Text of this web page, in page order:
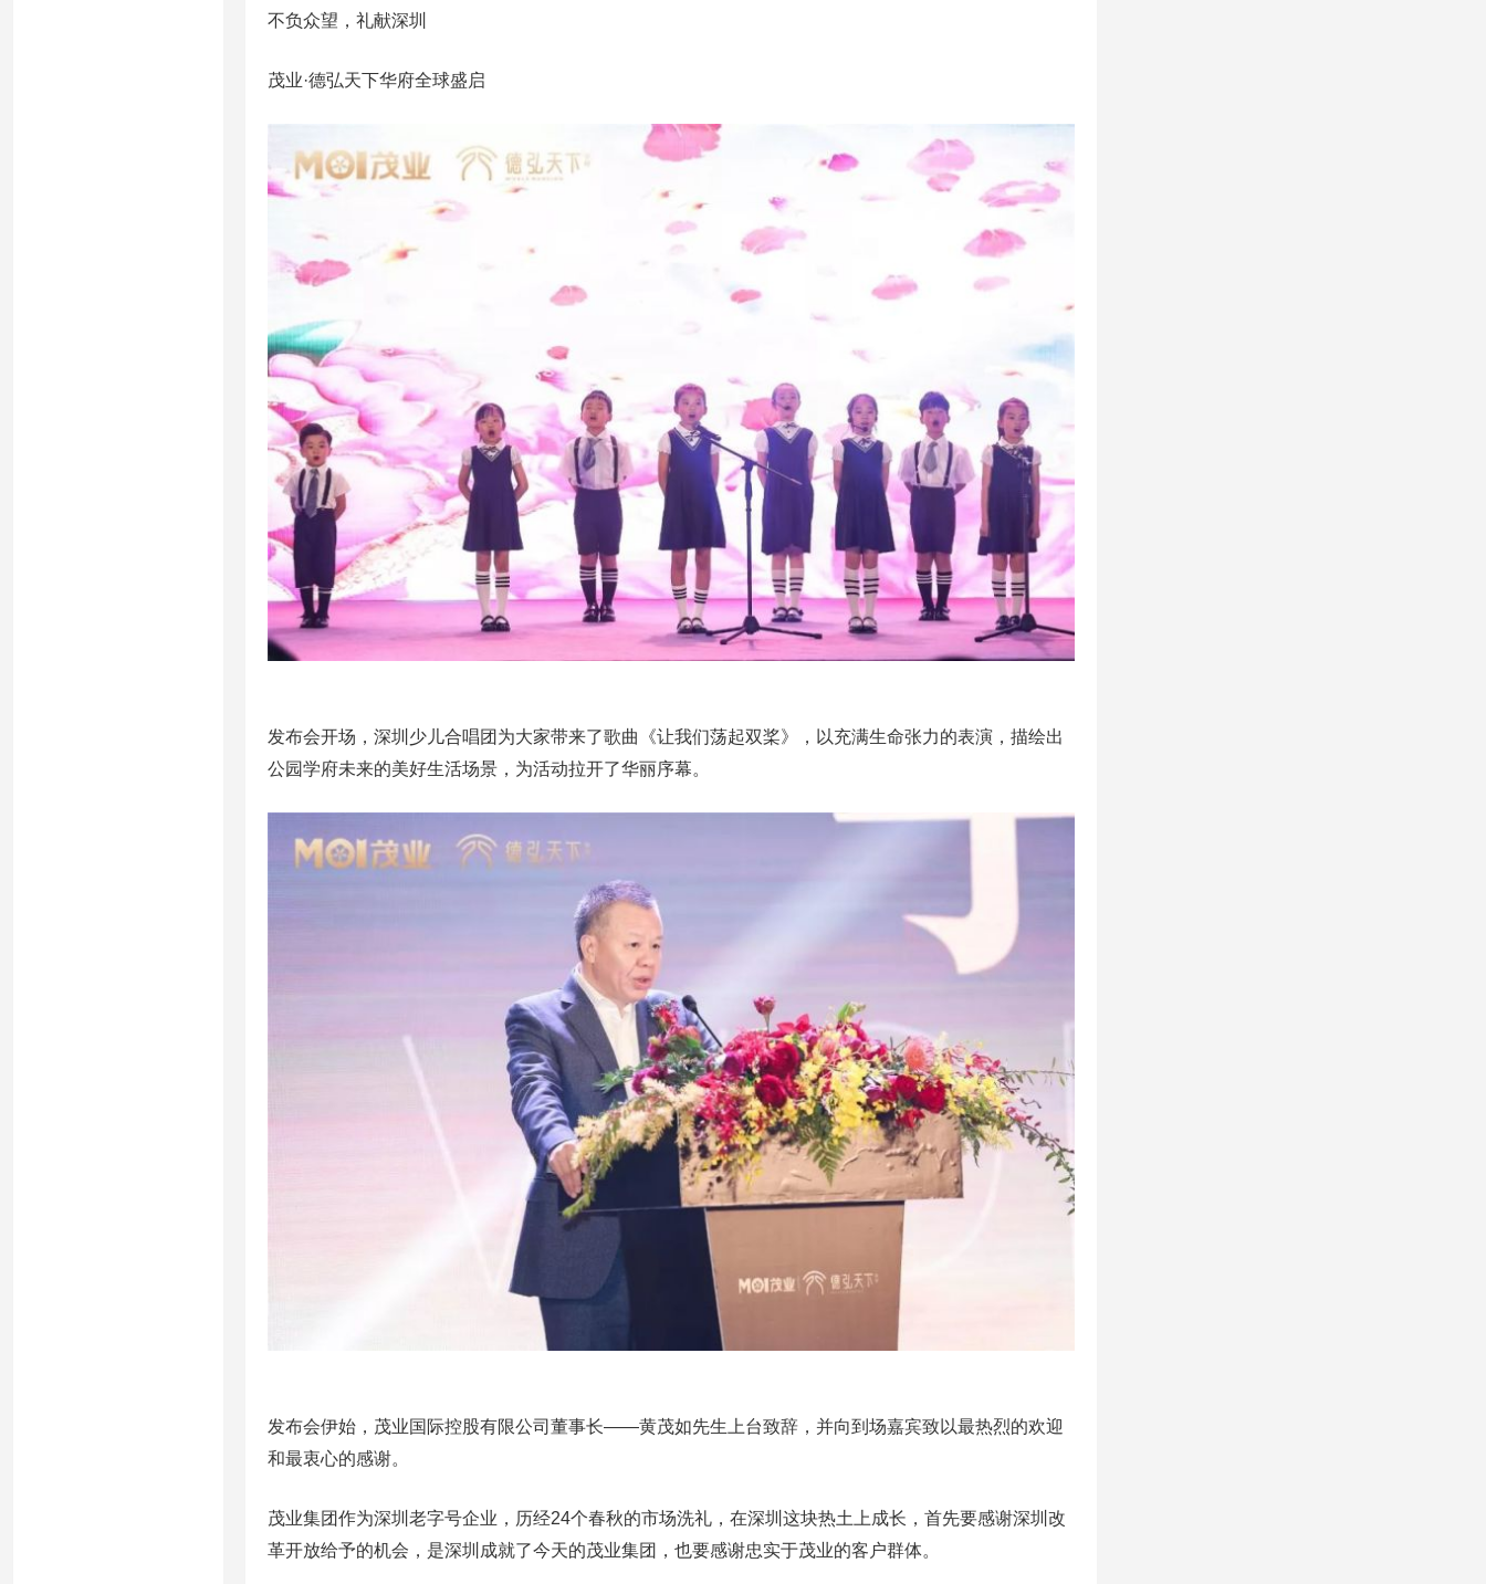
不负众望，礼献深圳
茂业·德弘天下华府全球盛启
发布会开场，深圳少儿合唱团为大家带来了歌曲《让我们荡起双桨》，以充满生命张力的表演，描绘出
公园学府未来的美好生活场景，为活动拉开了华丽序幕。
发布会伊始，茂业国际控股有限公司董事长——黄茂如先生上台致辞，并向到场嘉宾致以最热烈的欢迎
和最衷心的感谢。
茂业集团作为深圳老字号企业，历经24个春秋的市场洗礼，在深圳这块热土上成长，首先要感谢深圳改
革开放给予的机会，是深圳成就了今天的茂业集团，也要感谢忠实于茂业的客户群体。